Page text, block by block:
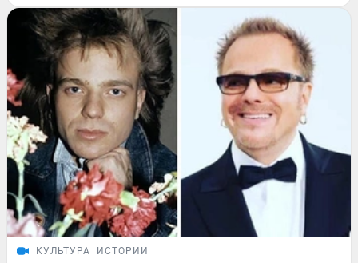
КУЛЬТУРА ИСТОРИИ